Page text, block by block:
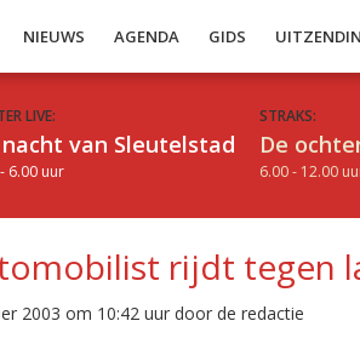
NIEUWS AGENDA GIDS
LIVE:
nacht van Sleutelstad
6.00 uur
STRAKS:
De
6.00 - 12.00
rijdt tegen
2003 om 10:42 uur door de redactie